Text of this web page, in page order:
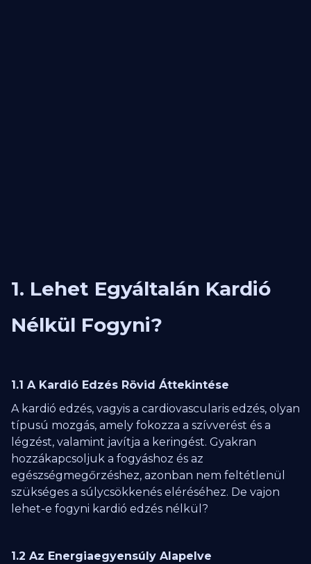
1. Lehet Egyáltalán Kardió
Nélkül Fogyni?
1.1 A Kardió Edzés Rövid Áttekintése
A kardió edzés, vagyis a cardiovascularis edzés, olyan
típusú mozgás, amely fokozza a szívverést és a
légzést, valamint javítja a keringést. Gyakran
hozzákapcsoljuk a fogyáshoz és az
egészségmegőrzéshez, azonban nem feltétlenül
szükséges a súlycsökkenés eléréséhez. De vajon
lehet-e fogyni kardió edzés nélkül?
1.2 Az Energiaegyensúly Alapelve